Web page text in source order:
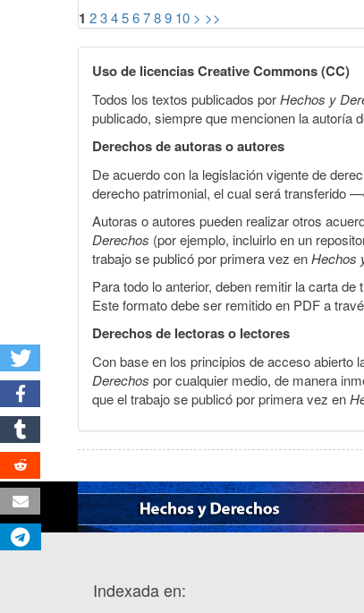
1 23456789 10 > >>
Uso de licencias Creative Commons (CC)
Todos los textos publicados porHechos y
publicado, siempre que mencionen la autoría
Derechos de autoras o autores
De acuerdo con la legislación vigente de
derecho patrimonial, el cual será transferido
Autoras o autores pueden realizar otros
Derechos (por ejemplo, incluirlo en un
trabajo se publicó por primera vez enHechos
Para todo lo anterior, deben remitir la carta
Este formato debe ser remitido en PDF a
Derechos de lectoras o lectores
Con base en los principios de acceso abierto
Derechos por cualquier medio, de manera
que el trabajo se publicó por primera vez en
Indexada en: